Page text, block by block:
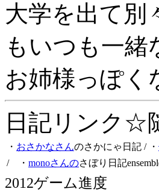
大学を出て別
もいつも一
お姉様っぽく
日記リンク☆
・ おさかなさんのさかにゃ日記 / ・
/ ・ monoさんのさぼり日記
2012ゲーム進度